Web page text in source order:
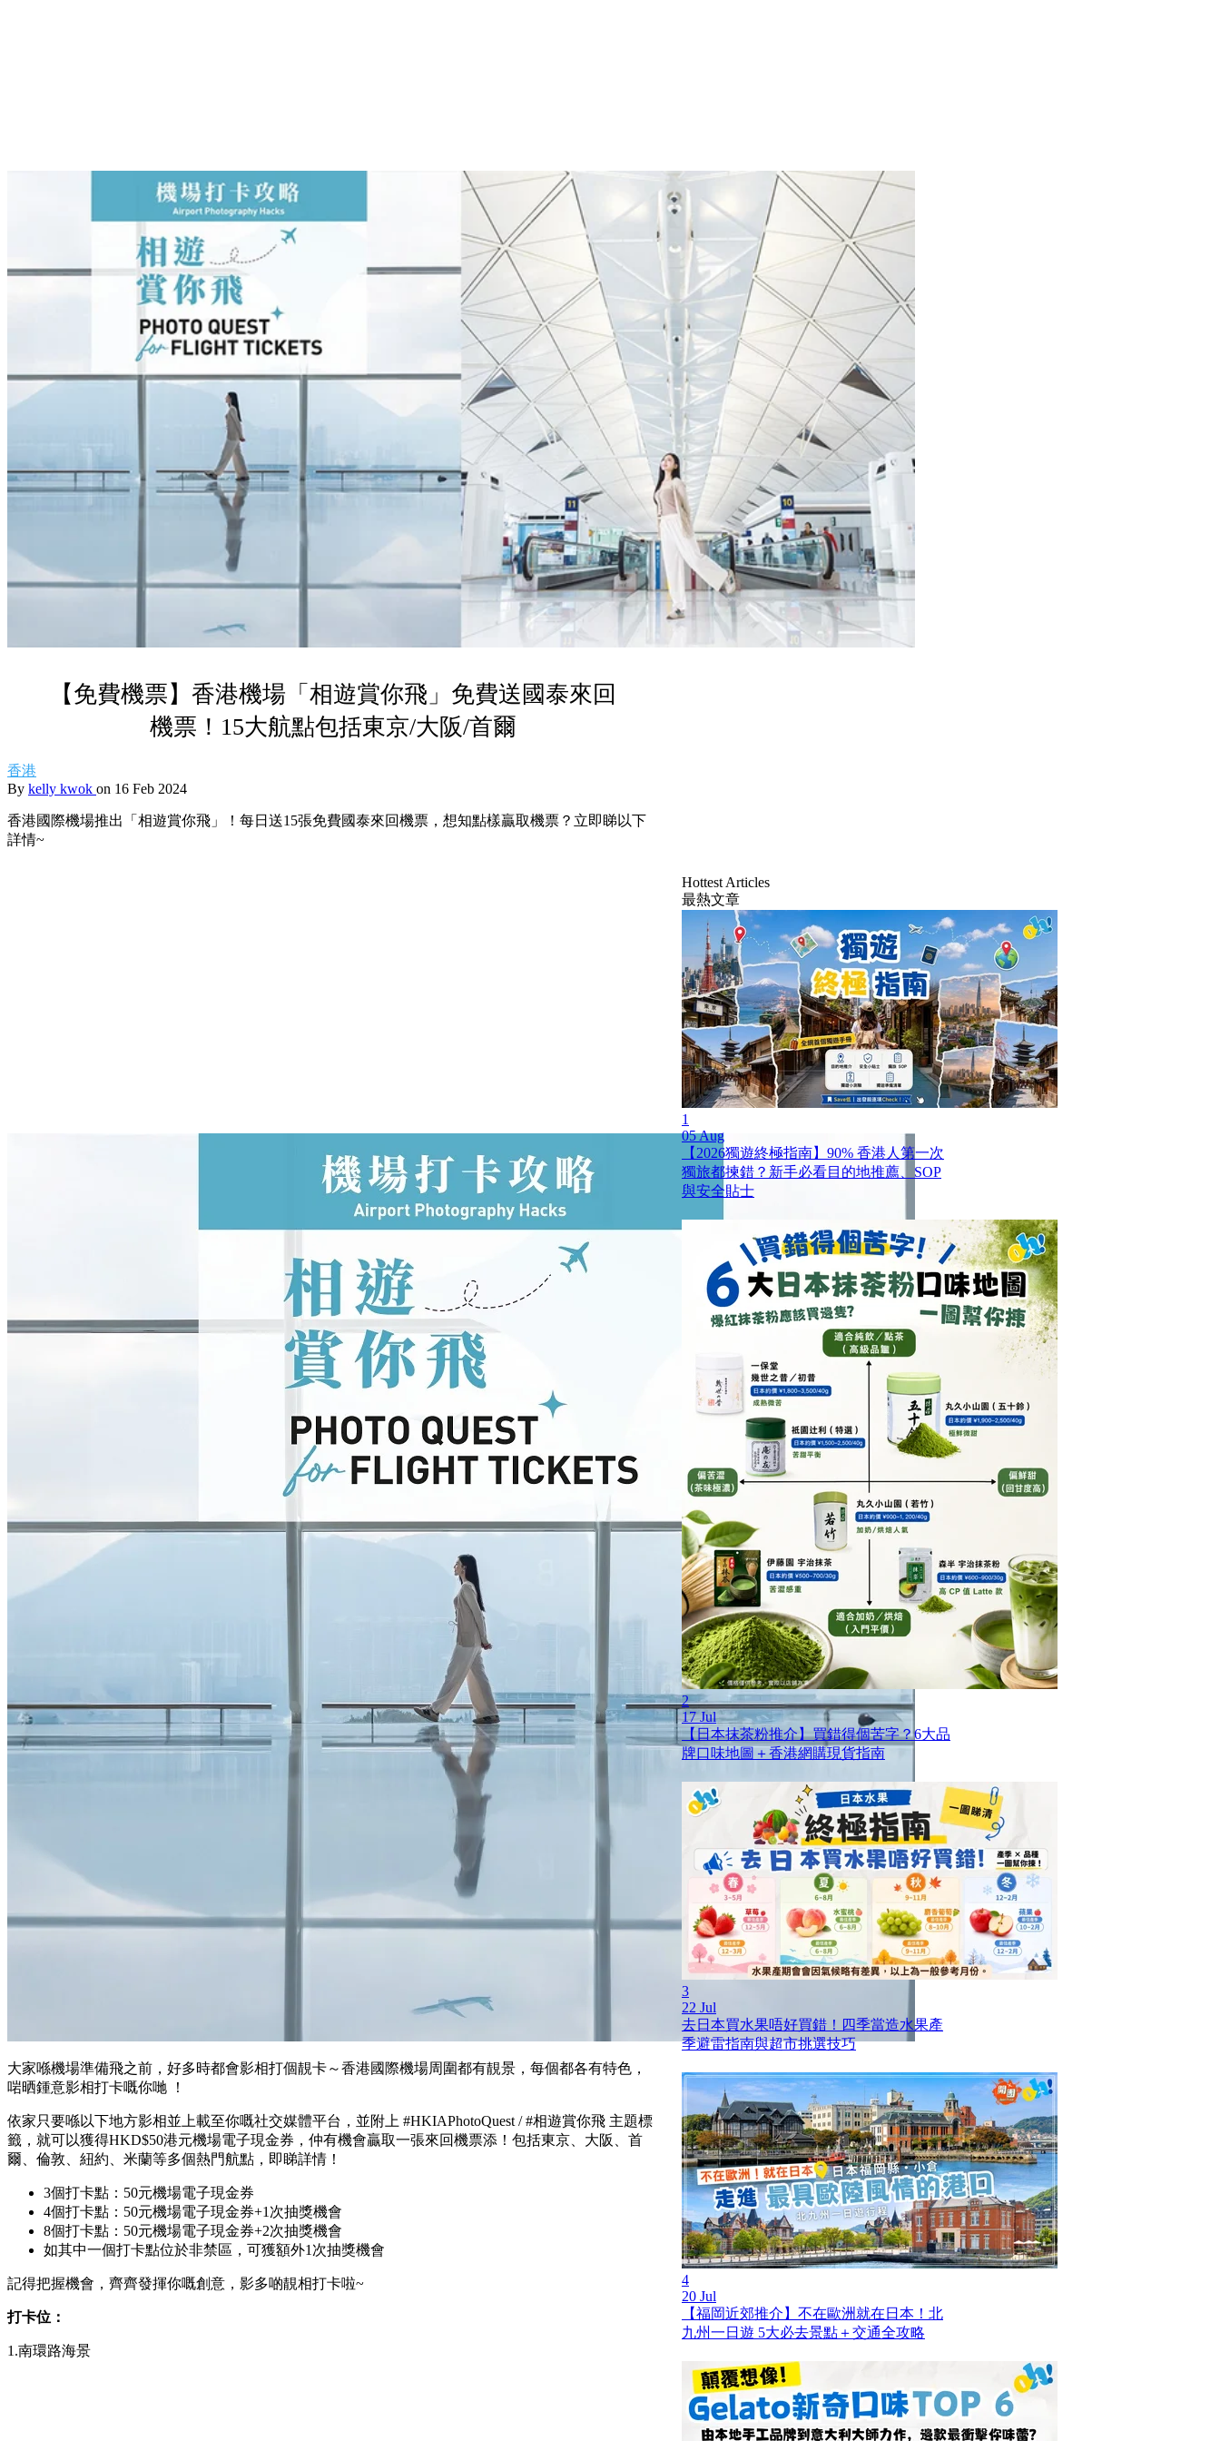
【免費機票】香港機場「相遊賞你飛」免費送國泰來回
機票！15大航點包括東京/大阪/首爾
香港
By kelly kwok on 16 Feb 2024
香港國際機場推出「相遊賞你飛」！每日送15張免費國泰來回機票，想知點樣贏取機票？立即睇以下
詳情~
大家喺機場準備飛之前，好多時都會影相打個靚卡～香港國際機場周圍都有靚景，每個都各有特色，
啱晒鍾意影相打卡嘅你哋 ！
依家只要喺以下地方影相並上載至你嘅社交媒體平台，並附上 #HKIAPhotoQuest / #相遊賞你飛 主題標
籤，就可以獲得HKD$50港元機場電子現金券，仲有機會贏取一張來回機票添！包括東京、大阪、首
爾、倫敦、紐約、米蘭等多個熱門航點，即睇詳情！
3個打卡點：50元機場電子現金券
4個打卡點：50元機場電子現金券+1次抽獎機會
8個打卡點：50元機場電子現金券+2次抽獎機會
如其中一個打卡點位於非禁區，可獲額外1次抽獎機會
記得把握機會，齊齊發揮你嘅創意，影多啲靚相打卡啦~
打卡位：
1.南環路海景
Hottest Articles
最熱文章
1
05 Aug
【2026獨遊終極指南】90% 香港人第一次
獨旅都揀錯？新手必看目的地推薦、SOP
與安全貼士
2
17 Jul
【日本抹茶粉推介】買錯得個苦字？6大品
牌口味地圖＋香港網購現貨指南
3
22 Jul
去日本買水果唔好買錯！四季當造水果產
季避雷指南與超市挑選技巧
4
20 Jul
【福岡近郊推介】不在歐洲就在日本！北
九州一日遊 5大必去景點＋交通全攻略